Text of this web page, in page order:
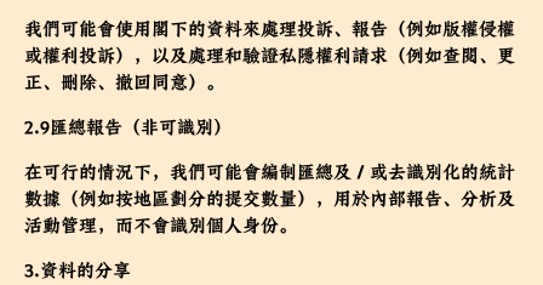
我們可能會使用閣下的資料來處理投訴、報告（例如版權侵權
或權利投訴），以及處理和驗證私隱權利請求（例如查閱、更
正、刪除、撤回同意）。
2.9匯總報告（非可識別）
在可行的情況下，我們可能會編制匯總及／或去識別化的統計
數據（例如按地區劃分的提交數量），用於內部報告、分析及
活動管理，而不會識別個人身份。
3.資料的分享